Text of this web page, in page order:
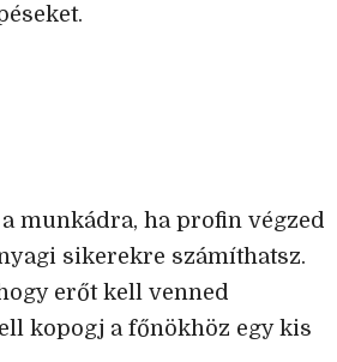
munkádra, ha profin végzed
sikerekre számíthatsz.
erőt kell venned
kopogj a főnökhöz egy kis